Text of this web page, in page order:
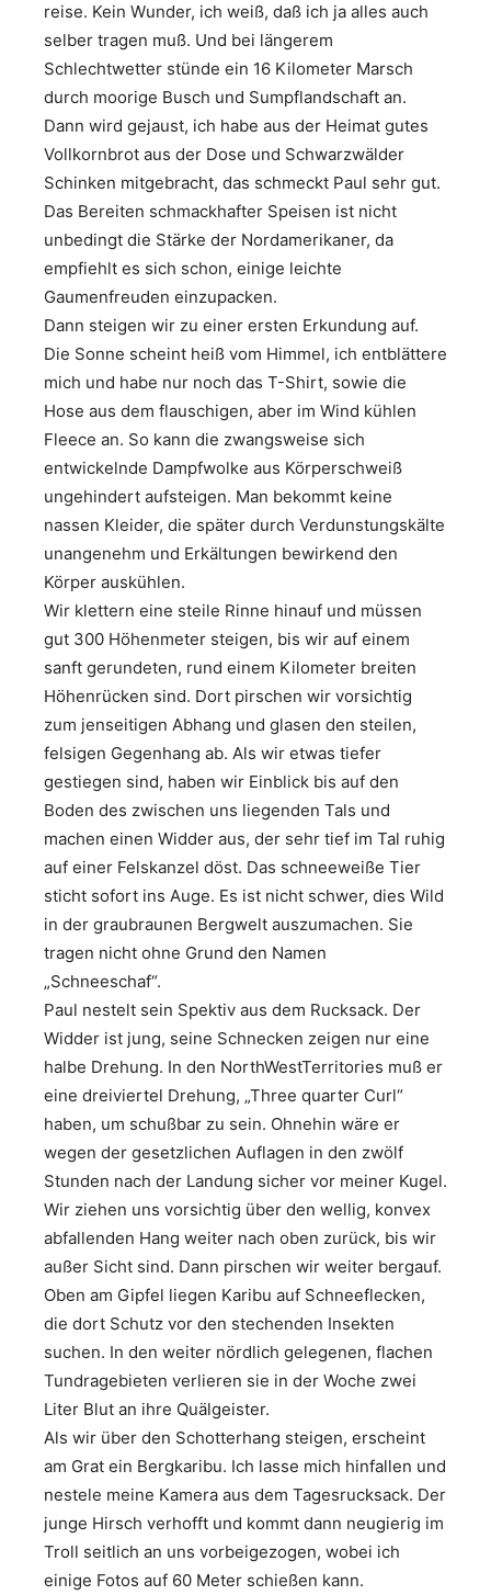
reise. Kein Wunder, ich weiß, daß ich ja alles auch
selber tragen muß. Und bei längerem
Schlechtwetter stünde ein 16 Kilometer Marsch
durch moorige Busch und Sumpflandschaft an.
Dann wird gejaust, ich habe aus der Heimat gutes
Vollkornbrot aus der Dose und Schwarzwälder
Schinken mitgebracht, das schmeckt Paul sehr gut.
Das Bereiten schmackhafter Speisen ist nicht
unbedingt die Stärke der Nordamerikaner, da
empfiehlt es sich schon, einige leichte
Gaumenfreuden einzupacken.
Dann steigen wir zu einer ersten Erkundung auf.
Die Sonne scheint heiß vom Himmel, ich entblättere
mich und habe nur noch das T-Shirt, sowie die
Hose aus dem flauschigen, aber im Wind kühlen
Fleece an. So kann die zwangsweise sich
entwickelnde Dampfwolke aus Körperschweiß
ungehindert aufsteigen. Man bekommt keine
nassen Kleider, die später durch Verdunstungskälte
unangenehm und Erkältungen bewirkend den
Körper auskühlen.
Wir klettern eine steile Rinne hinauf und müssen
gut 300 Höhenmeter steigen, bis wir auf einem
sanft gerundeten, rund einem Kilometer breiten
Höhenrücken sind. Dort pirschen wir vorsichtig
zum jenseitigen Abhang und glasen den steilen,
felsigen Gegenhang ab. Als wir etwas tiefer
gestiegen sind, haben wir Einblick bis auf den
Boden des zwischen uns liegenden Tals und
machen einen Widder aus, der sehr tief im Tal ruhig
auf einer Felskanzel döst. Das schneeweiße Tier
sticht sofort ins Auge. Es ist nicht schwer, dies Wild
in der graubraunen Bergwelt auszumachen. Sie
tragen nicht ohne Grund den Namen
„Schneeschaf“.
Paul nestelt sein Spektiv aus dem Rucksack. Der
Widder ist jung, seine Schnecken zeigen nur eine
halbe Drehung. In den NorthWestTerritories muß er
eine dreiviertel Drehung, „Three quarter Curl“
haben, um schußbar zu sein. Ohnehin wäre er
wegen der gesetzlichen Auflagen in den zwölf
Stunden nach der Landung sicher vor meiner Kugel.
Wir ziehen uns vorsichtig über den wellig, konvex
abfallenden Hang weiter nach oben zurück, bis wir
außer Sicht sind. Dann pirschen wir weiter bergauf.
Oben am Gipfel liegen Karibu auf Schneeflecken,
die dort Schutz vor den stechenden Insekten
suchen. In den weiter nördlich gelegenen, flachen
Tundragebieten verlieren sie in der Woche zwei
Liter Blut an ihre Quälgeister.
Als wir über den Schotterhang steigen, erscheint
am Grat ein Bergkaribu. Ich lasse mich hinfallen und
nestele meine Kamera aus dem Tagesrucksack. Der
junge Hirsch verhofft und kommt dann neugierig im
Troll seitlich an uns vorbeigezogen, wobei ich
einige Fotos auf 60 Meter schießen kann.